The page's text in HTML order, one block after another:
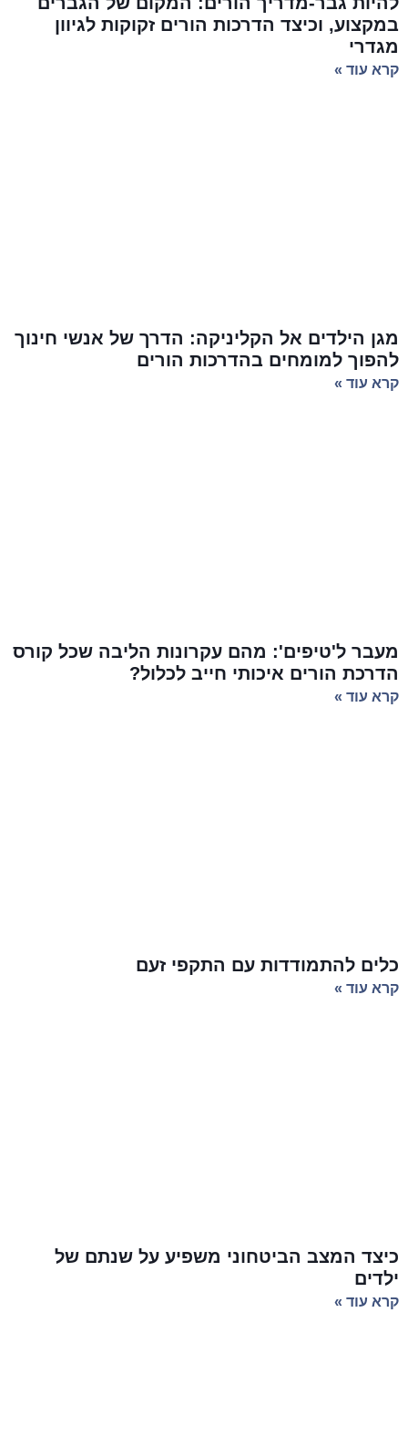
במקצוע, וכיצד הדרכות הורים זקוקות לגיוון
מגדרי
קרא עוד »
מגן הילדים אל הקליניקה: הדרך של אנשי חינוך
להפוך למומחים בהדרכות הורים
קרא עוד »
מעבר ל'טיפים': מהם עקרונות הליבה שכל קורס
הדרכת הורים איכותי חייב לכלול?
קרא עוד »
כלים להתמודדות עם התקפי זעם
קרא עוד »
כיצד המצב הביטחוני משפיע על שנתם של
ילדים
קרא עוד »